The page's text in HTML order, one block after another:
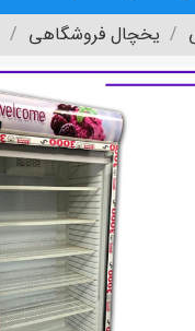
یخچال فروشگاهی